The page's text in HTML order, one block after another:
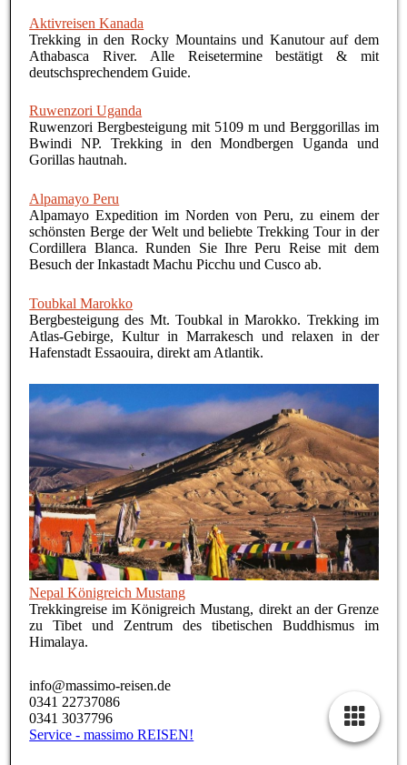
Aktivreisen Kanada
Trekking in den Rocky Mountains und Kanutour auf dem
Athabasca River. Alle Reisetermine bestätigt & mit
deutschsprechendem Guide.
Ruwenzori Uganda
Ruwenzori Bergbesteigung mit 5109 m und Berggorillas im
Bwindi NP. Trekking in den Mondbergen Uganda und
Gorillas hautnah.
Alpamayo Peru
Alpamayo Expedition im Norden von Peru, zu einem der
schönsten Berge der Welt und beliebte Trekking Tour in der
Cordillera Blanca. Runden Sie Ihre Peru Reise mit dem
Besuch der Inkastadt Machu Picchu und Cusco ab.
Toubkal Marokko
Bergbesteigung des Mt. Toubkal in Marokko. Trekking im
Atlas-Gebirge, Kultur in Marrakesch und relaxen in der
Hafenstadt Essaouira, direkt am Atlantik.
Nepal Königreich Mustang
Trekkingreise im Königreich Mustang, direkt an der Grenze
zu Tibet und Zentrum des tibetischen Buddhismus im
Himalaya.
info@massimo-reisen.de
0341 22737086
0341 3037796
Service - massimo REISEN!